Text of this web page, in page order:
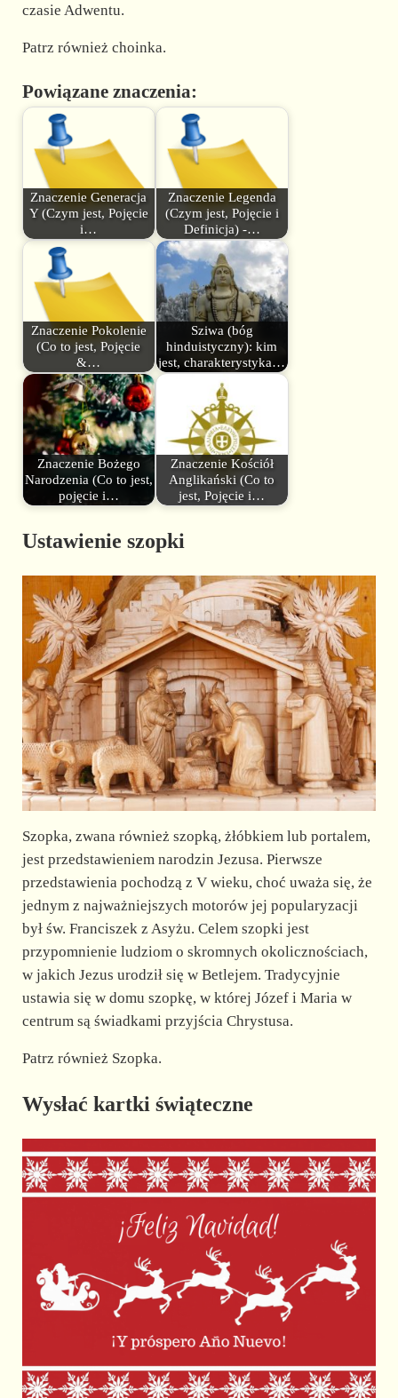
czasie Adwentu.
Patrz również choinka.
Powiązane znaczenia:
Znaczenie Generacja
Y (Czym jest, Pojęcie
i…
Znaczenie Legenda
(Czym jest, Pojęcie i
Definicja) -…
Znaczenie Pokolenie
(Co to jest, Pojęcie
&…
Sziwa (bóg
hinduistyczny): kim
jest, charakterystyka…
Znaczenie Bożego
Narodzenia (Co to jest,
pojęcie i…
Znaczenie Kościół
Anglikański (Co to
jest, Pojęcie i…
Ustawienie szopki
Szopka, zwana również szopką, żłóbkiem lub portalem,
jest przedstawieniem narodzin Jezusa. Pierwsze
przedstawienia pochodzą z V wieku, choć uważa się, że
jednym z najważniejszych motorów jej popularyzacji
był św. Franciszek z Asyżu. Celem szopki jest
przypomnienie ludziom o skromnych okolicznościach,
w jakich Jezus urodził się w Betlejem. Tradycyjnie
ustawia się w domu szopkę, w której Józef i Maria w
centrum są świadkami przyjścia Chrystusa.
Patrz również Szopka.
Wysłać kartki świąteczne